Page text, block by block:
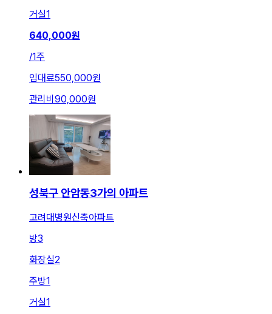
거실1
640,000원
/1주
임대료550,000원
관리비 90,000원
성북구 안암동3가의 아파트
고려대병원신축아파트
방3
화장실2
주방1
거실1